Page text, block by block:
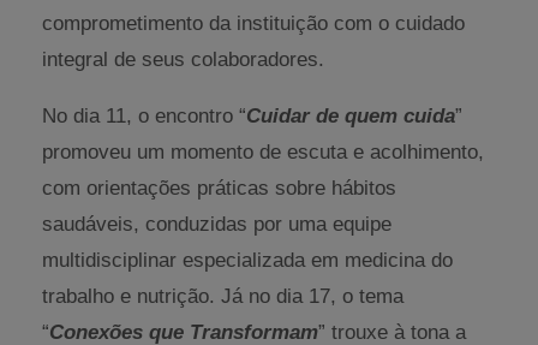
comprometimento da instituição com o cuidado
integral de seus colaboradores.
No dia 11, o encontro “Cuidar de quem cuida”
promoveu um momento de escuta e acolhimento,
com orientações práticas sobre hábitos
saudáveis, conduzidas por uma equipe
multidisciplinar especializada em medicina do
trabalho e nutrição. Já no dia 17, o tema
“Conexões que Transformam” trouxe à tona a